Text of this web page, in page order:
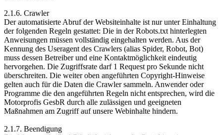
2.1.6. Crawler
Der automatisierte Abruf der Websiteinhalte ist nur unter Einhaltung
der folgenden Regeln gestattet: Die in der Robots.txt hinterlegten
Anweisungen müssen vollständig eingehalten werden. Aus der
Kennung des Useragent des Crawlers (alias Spider, Robot, Bot)
muss dessen Betreiber und eine Kontaktmöglichkeit eindeutig
hervorgehen. Die Zugriffsrate darf 1 Request pro Sekunde nicht
überschreiten. Die weiter oben angeführten Copyright-Hinweise
gelten auch für die Daten die Crawler sammeln. Anwender oder
Programme die den angeführten Regeln nicht entsprechen, wird die
Motorprofis GesbR durch alle zulässigen und geeigneten
Maßnahmen am Zugriff auf unsere Webinhalte hindern.
2.1.7. Beendigung